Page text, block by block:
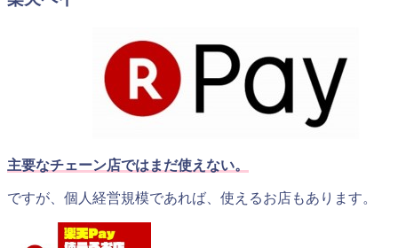
主要なチェーン店ではまだ使えない。
ですが、個人経営規模であれば、使えるお店もあります。